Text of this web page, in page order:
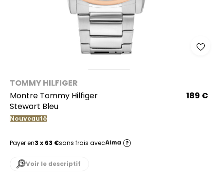
TOMMY HILFIGER
Montre Tommy Hilfiger
Stewart Bleu
189 €
Nouveauté
Payer en3 x 63 €sans frais avec ?
Voir le descriptif